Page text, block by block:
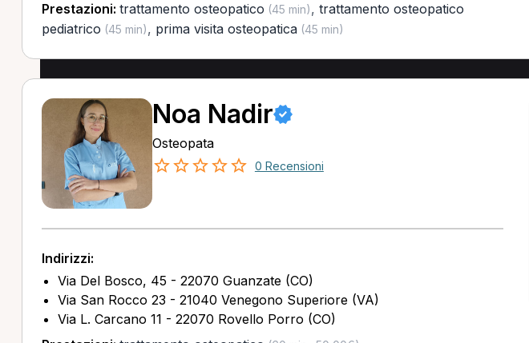
Prestazioni: trattamento osteopatico (45 min), trattamento osteopatico
pediatrico (45 min), prima visita osteopatica(45 min)
Noa Nadir
Osteopata
0 Recensioni
Indirizzi:
Via Del Bosco, 45 - 22070 Guanzate (CO)
Via San Rocco 23 - 21040 Venegono Superiore (VA)
Via L. Carcano 11 - 22070 Rovello Porro (CO)